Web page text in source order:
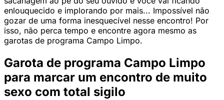
enlouquecido e implorando por mais... Impossível não
gozar de uma forma inesquecível nesse encontro! Por
isso, não perca tempo e encontre agora mesmo as
garotas de programa Campo Limpo.
Garota de programa Campo Limpo
para marcar um encontro de muito
sexo com total sigilo